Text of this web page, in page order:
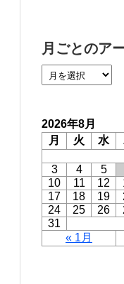
月ごとのア
2026年8月
月
火 水
« 1月
3
4 5
10
11 12
17
18 19
24
25 26
31